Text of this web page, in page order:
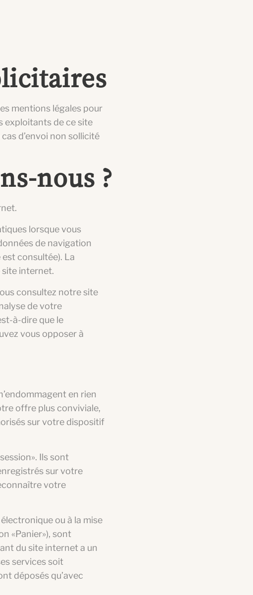
mentions légales pour
exploitants de ce site
d’envoi non sollicité
nous ?
lorsque vous
de navigation
consultée). La
site internet.
consultez notre site
de votre
à-dire que le
vous opposer à
en rien
offre plus conviviale,
sur votre dispositif
Ils sont
sur votre
votre
ou à la mise
«Panier»), sont
du site internet a un
services soit
déposés qu’avec